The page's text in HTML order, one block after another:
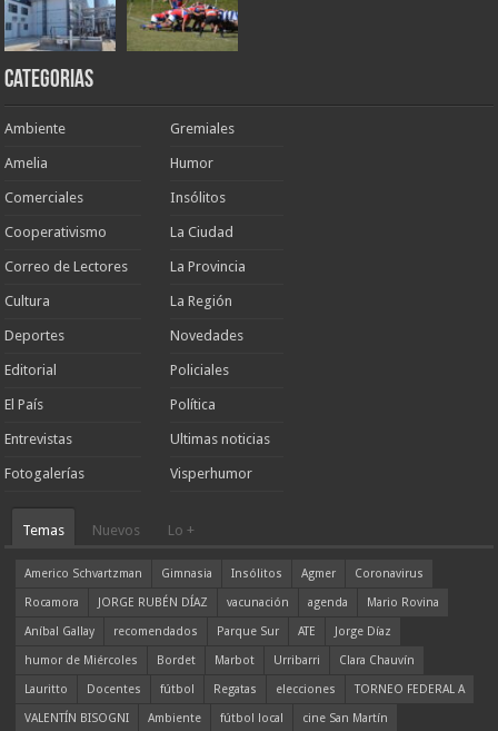
Categorias
Ambiente
Amelia
Comerciales
Cooperativismo
Correo de Lectores
Cultura
Deportes
Editorial
El País
Entrevistas
Fotogalerías
Gremiales
Humor
Insólitos
La Ciudad
La Provincia
La Región
Novedades
Policiales
Política
Ultimas noticias
Visperhumor
Temas Nuevos Lo +
Americo Schvartzman Gimnasia Insólitos Agmer
Coronavirus
Rocamora
JORGE RUBÉN DÍAZ vacunación agenda
Mario Rovina
Aníbal Gallay
recomendados Parque Sur ATE
Jorge Díaz
humor de Miércoles
Bordet Marbot Urribarri
Clara Chauvín
Lauritto
Docentes fútbol Regatas elecciones
TORNEO FEDERAL A
VALENTÍN BISOGNI
Ambiente fútbol local cine San Martín